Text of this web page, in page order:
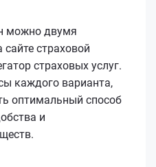
можно двумя
страховой
страховых услуг.
каждого варианта,
оптимальный способ
и